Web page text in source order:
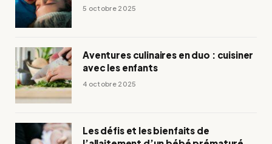
5 octobre 2025
Aventures culinaires en duo : cuisiner
avec les enfants
4 octobre 2025
Les défis et les bienfaits de